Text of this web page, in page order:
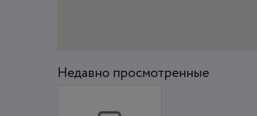
Недавно просмотренные